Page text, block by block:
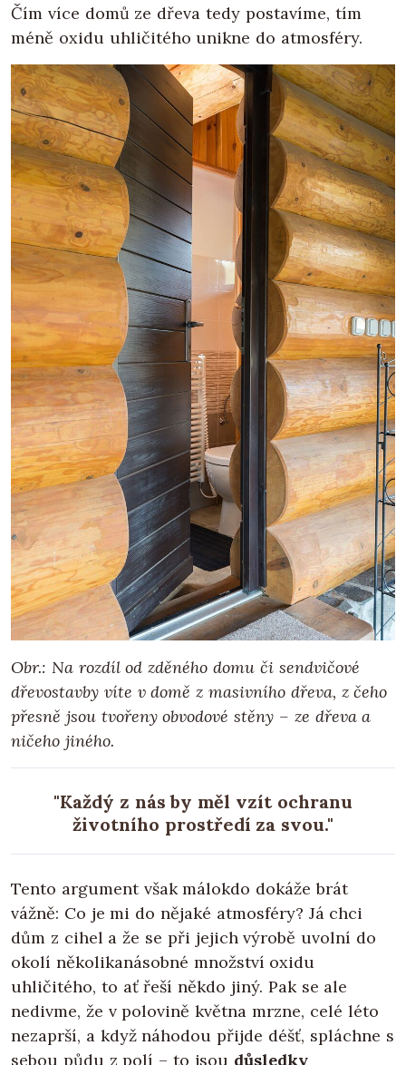
Čím více domů ze dřeva tedy postavíme, tím
méně oxidu uhličitého unikne do atmosféry.
Obr.: Na rozdíl od zděného domu či sendvičové
dřevostavby víte v domě z masivního dřeva, z čeho
přesně jsou tvořeny obvodové stěny – ze dřeva a
ničeho jiného.
"Každý z nás by měl vzít ochranu
životního prostředí za svou."
Tento argument však málokdo dokáže brát
vážně: Co je mi do nějaké atmosféry? Já chci
dům z cihel a že se při jejich výrobě uvolní do
okolí několikanásobné množství oxidu
uhličitého, to ať řeší někdo jiný. Pak se ale
nedivme, že v polovině května mrzne, celé léto
nezaprší, a když náhodou přijde déšť, spláchne s
sebou půdu z polí – to jsou důsledky